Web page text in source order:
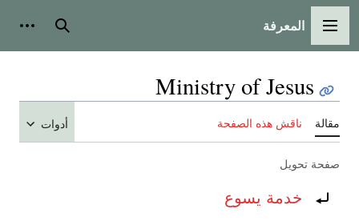
القائمة الرئيسية
المعرفة بحث
Ministry of Jesus
مقالة ناقش هذه الصفحة أدوات
صفحة تحويل
تحويل إلى:خدمة يسوع